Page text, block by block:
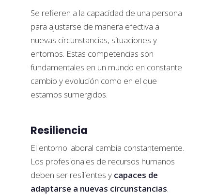
Se refieren a la capacidad de una persona
para ajustarse de manera efectiva a
nuevas circunstancias, situaciones y
entornos. Estas competencias son
fundamentales en un mundo en constante
cambio y evolución como en el que
estamos sumergidos.
Resiliencia
El entorno laboral cambia constantemente.
Los profesionales de recursos humanos
deben ser resilientes y capaces de
adaptarse a nuevas circunstancias.